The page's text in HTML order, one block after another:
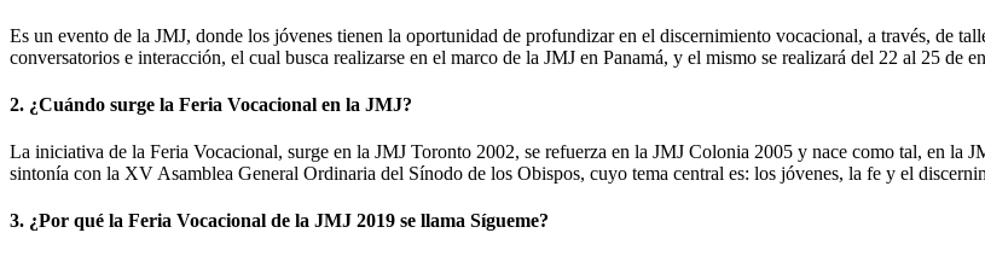
Es un evento de la JMJ, donde los jóvenes tienen la oportunidad de profundizar en el discernimiento vocacional, a través, de
conversatorios e interacción, el cual busca realizarse en el marco de la JMJ en Panamá, y el mismo se realizará del 22 al 25 de
2. ¿Cuándo surge la Feria Vocacional en la JMJ?
La iniciativa de la Feria Vocacional, surge en la JMJ Toronto 2002, se refuerza en la JMJ Colonia 2005 y nace como tal, en la
sintonía con la XV Asamblea General Ordinaria del Sínodo de los Obispos, cuyo tema central es: los jóvenes, la fe y el
3. ¿Por qué la Feria Vocacional de la JMJ 2019 se llama Sígueme?